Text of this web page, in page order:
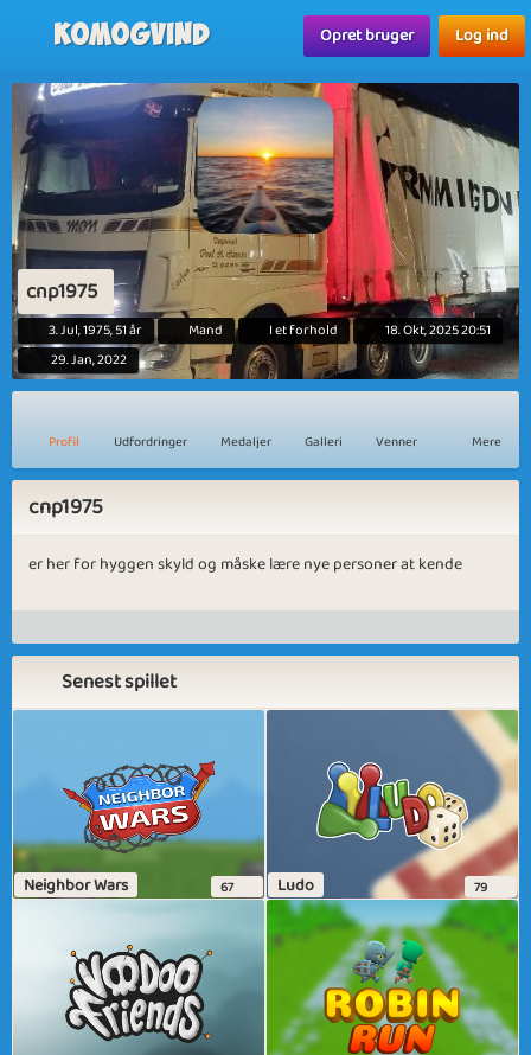
Komogvind Opret bruger Log ind
cnp1975
3. Jul, 1975, 51 år Mand I et forhold
18. Okt, 2025 20:51
29. Jan, 2022
Profil Udfordringer Medaljer Galleri Venner Mere
cnp1975
er her for hyggen skyld og måske lære nye personer at kende
Senest spillet
Neighbor Wars 67 Ludo 79